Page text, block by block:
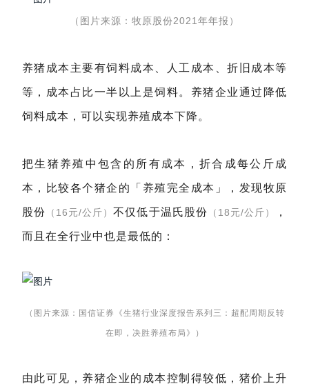
（图片来源：牧原股份2021年年报）
养猪成本主要有饲料成本、人工成本、折旧成本等
等，成本占比一半以上是饲料。养猪企业通过降低
饲料成本，可以实现养殖成本下降。
把生猪养殖中包含的所有成本，折合成每公斤成
本，比较各个猪企的「养殖完全成本」，发现牧原
股份 （16元/公斤）不仅低于温氏股份 （18元/公斤） ，
而且在全行业中也是最低的：
（图片来源：国信证券《生猪行业深度报告系列三：超配周期反转
在即，决胜养殖布局》）
由此可见，养猪企业的成本控制得较低，猪价上升